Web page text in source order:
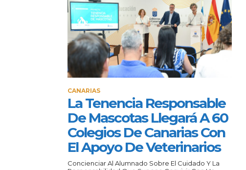
CANARIAS
La Tenencia Responsable
De Mascotas Llegará A 60
Colegios De Canarias Con
El Apoyo De Veterinarios
Concienciar Al Alumnado Sobre El Cuidado Y La